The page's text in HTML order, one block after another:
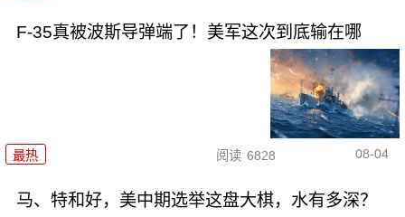
F-35真被波斯导弹端了！美军这次到底输在哪
最热 阅读 6828 08-04
马、特和好，美中期选举这盘大棋，水有多深？